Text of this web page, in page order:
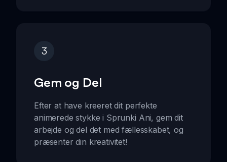
3
Gem og Del
Efter at have kreeret dit perfekte
animerede stykke i Sprunki Ani, gem dit
arbejde og del det med fællesskabet, og
præsenter din kreativitet!